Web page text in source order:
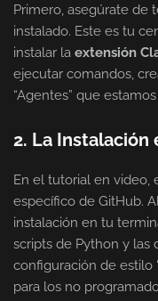
Primero, asegúrate de
instalado. Este es tu
instalar la extensión
ejecutar comandos,
“Agentes” que
2. La Instalación
En el tutorial en video,
específico de GitHub.
instalación en tu
scripts de Python y las
configuración de estilo
para los no